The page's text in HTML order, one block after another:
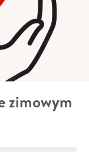
zimowym